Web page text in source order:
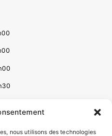
nous utilisons des technologies